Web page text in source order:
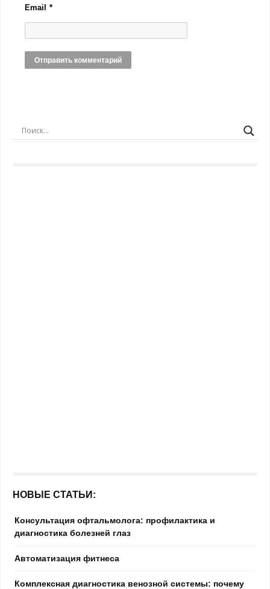
Email*
НОВЫЕ СТАТЬИ:
Консультация офтальмолога: профилактика и
диагностика болезней глаз
Автоматизация фитнеса
Комплексная диагностика венозной системы: почему